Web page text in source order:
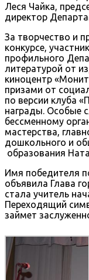
Леся Чайка,
директор
За творчество и
конкурсе,
профильного
литературой от
киноцентр
призами от
по версии клуба
награды. Особые
бессменному
мастерства,
дошкольного и
образования
Имя победителя
объявила Глава
стала учитель
Переходящий
займет